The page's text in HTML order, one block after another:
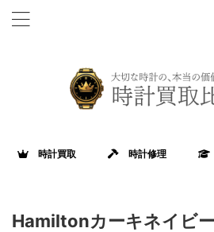
時計買取 時計修理
Hamiltonカーキネイビ